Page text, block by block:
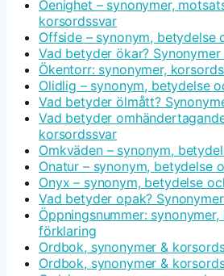
Oenighet – synonymer,
korsordssvar
Offside – synonym, betydelse
Vad betyder ökar?
Ökentorr: synonymer,
Olidlig – synonym, betydelse
Vad betyder ölmått?
Vad betyder
korsordssvar
Omkväden – synonym,
Onatur – synonym, betydelse
Onyx – synonym, betydelse
Vad betyder opak?
Öppningsnummer:
förklaring
Ordbok, synonymer &
Ordbok, synonymer &